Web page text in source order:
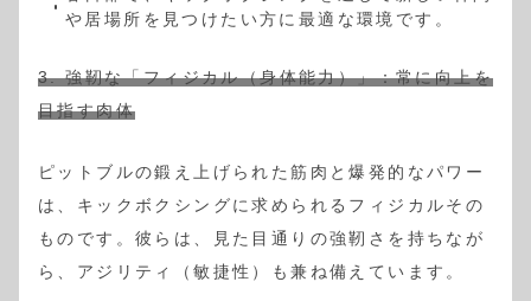
や居場所を見つけたい方に最適な環境です。
3. 強靭な「フィジカル（身体能力）」：常に向上を
目指す肉体
ピットブルの鍛え上げられた筋肉と爆発的なパワー
は、キックボクシングに求められるフィジカルその
ものです。彼らは、見た目通りの強靭さを持ちなが
ら、アジリティ（敏捷性）も兼ね備えています。